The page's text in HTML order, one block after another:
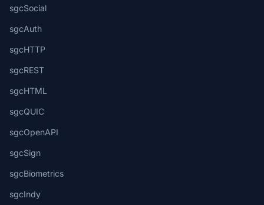
sgcSocial
sgcAuth
sgcHTTP
sgcREST
sgcHTML
sgcQUIC
sgcOpenAPI
sgcSign
sgcBiometrics
sgcIndy